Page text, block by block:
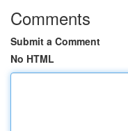
Comments
Submit a Comment
No HTML